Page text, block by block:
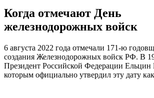
Когда отмечают День
железнодорожных войск
6 августа 2022 года отмечали 171-ю
создания Железнодорожных войск РФ. В
Президент Российской Федерации Ельцин
которым официально утвердил эту дату